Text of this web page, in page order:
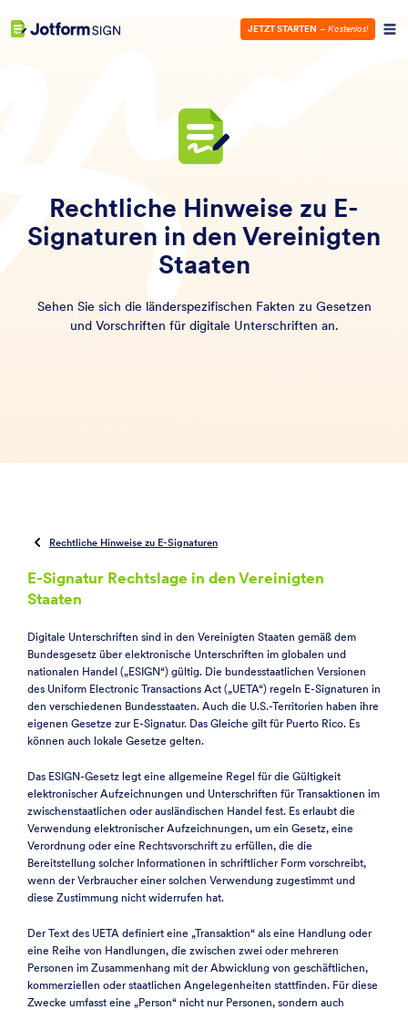
JETZT STARTEN – Kostenlos!
Rechtliche Hinweise zu E-
Signaturen in den Vereinigten
Staaten
Sehen Sie sich die länderspezifischen Fakten zu Gesetzen
und Vorschriften für digitale Unterschriften an.
Rechtliche Hinweise zu E-Signaturen
E-Signatur Rechtslage in den Vereinigten
Staaten
Digitale Unterschriften sind in den Vereinigten Staaten gemäß dem
Bundesgesetz über elektronische Unterschriften im globalen und
nationalen Handel („ESIGN“) gültig. Die bundesstaatlichen Versionen
des Uniform Electronic Transactions Act („UETA“) regeln E-Signaturen in
den verschiedenen Bundesstaaten. Auch die U.S.-Territorien haben ihre
eigenen Gesetze zur E-Signatur. Das Gleiche gilt für Puerto Rico. Es
können auch lokale Gesetze gelten.
Das ESIGN-Gesetz legt eine allgemeine Regel für die Gültigkeit
elektronischer Aufzeichnungen und Unterschriften für Transaktionen im
zwischenstaatlichen oder ausländischen Handel fest. Es erlaubt die
Verwendung elektronischer Aufzeichnungen, um ein Gesetz, eine
Verordnung oder eine Rechtsvorschrift zu erfüllen, die die
Bereitstellung solcher Informationen in schriftlicher Form vorschreibt,
wenn der Verbraucher einer solchen Verwendung zugestimmt und
diese Zustimmung nicht widerrufen hat.
Der Text des UETA definiert eine „Transaktion“ als eine Handlung oder
eine Reihe von Handlungen, die zwischen zwei oder mehreren
Personen im Zusammenhang mit der Abwicklung von geschäftlichen,
kommerziellen oder staatlichen Angelegenheiten stattfinden. Für diese
Zwecke umfasst eine „Person“ nicht nur Personen, sondern auch